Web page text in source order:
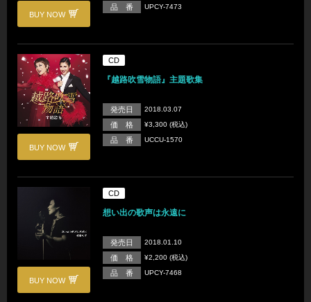
BUY NOW
品 番 UPCY-7473
BUY NOW
CD
『越路吹雪物語』主題歌集
発売日 2018.03.07
価 格 ¥3,300 (税込)
品 番 UCCU-1570
BUY NOW
CD
想い出の歌声は永遠に
発売日 2018.01.10
価 格 ¥2,200 (税込)
品 番 UPCY-7468